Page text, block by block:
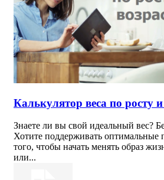
Калькулятор веса по росту и
Знаете ли вы свой идеальный вес?
Хотите поддерживать оптимальные
того, чтобы начать менять образ
или...